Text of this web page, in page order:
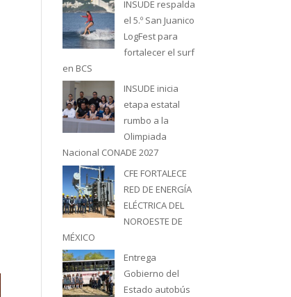
INSUDE respalda
el 5.º San Juanico
LogFest para
fortalecer el surf
en BCS
INSUDE inicia
etapa estatal
rumbo a la
Olimpiada
Nacional CONADE 2027
CFE FORTALECE
RED DE ENERGÍA
ELÉCTRICA DEL
NOROESTE DE
MÉXICO
Entrega
Gobierno del
Estado autobús